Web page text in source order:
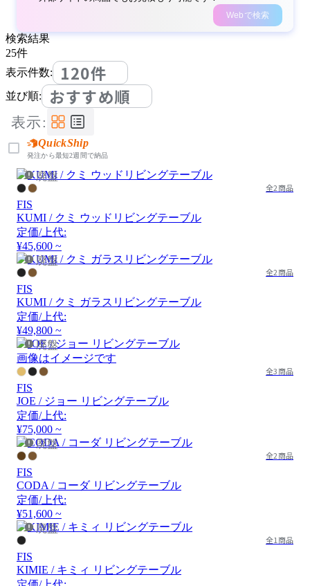
Webで検索
検索結果
25件
表示件数:
120件
並び順: おすすめ順
表示:
QuickShip
発注から最短2週間で納品
廃盤
全2商品
FIS
KUMI / クミ ウッドリビングテーブル
定価/上代:
¥45,600 ~
廃盤
全2商品
FIS
KUMI / クミ ガラスリビングテーブル
定価/上代:
¥49,800 ~
廃盤
画像はイメージです
全3商品
FIS
JOE / ジョー リビングテーブル
定価/上代:
¥75,000 ~
廃盤
全2商品
FIS
CODA / コーダ リビングテーブル
定価/上代:
¥51,600 ~
廃盤
全1商品
FIS
KIMIE / キミィ リビングテーブル